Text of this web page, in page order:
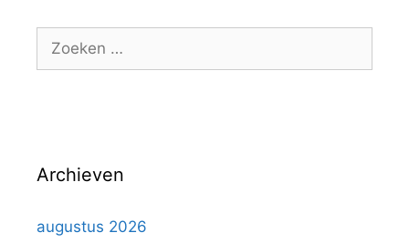
g
o
r
n
a
Archieven
augustus 2026